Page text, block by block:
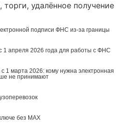
, торги, удалённое получение
подписи ФНС из-за границы
1 апреля 2026 года для работы с ФНС
1 марта 2026: кому нужна электронная
не принимают
без MAX